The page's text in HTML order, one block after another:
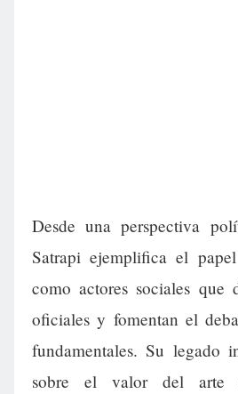
Desde una perspectiva
Satrapi ejemplifica el
como actores sociales que
oficiales y fomentan el
fundamentales. Su legado
sobre el valor del arte